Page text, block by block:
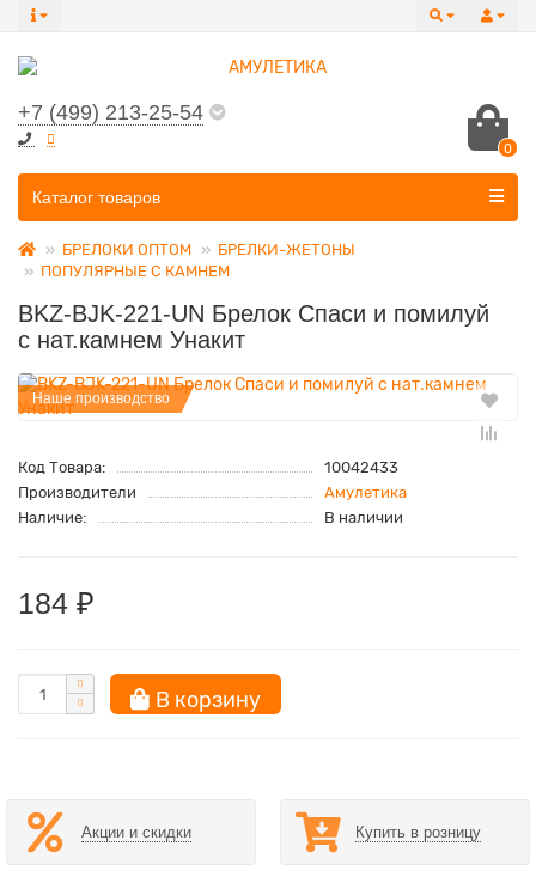
+7 (499) 213-25-54
0
Все категории
Каталог товаров
БРЕЛОКИ ОПТОМ
БРЕЛКИ-ЖЕТОНЫ
ПОПУЛЯРНЫЕ С КАМНЕМ
BKZ-BJK-221-UN Брелок Спаси и помилуй
с нат.камнем Унакит
Наше производство
Код Товара:
10042433
Производители
Амулетика
Наличие:
В наличии
184 ₽
В корзину
Акции и скидки Купить в розницу